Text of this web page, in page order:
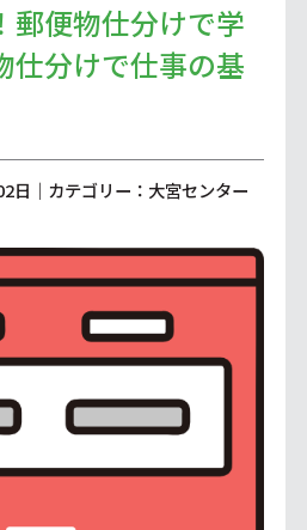
郵便物仕分けで学
仕分けで仕事の基
日｜カテゴリー：大宮センター